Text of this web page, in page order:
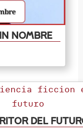
Nombre
del